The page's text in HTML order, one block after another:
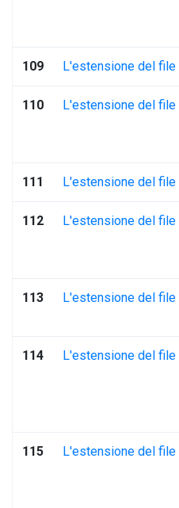
109 L'estensione del file
110 L'estensione del file
111 L'estensione del file
112 L'estensione del file
113 L'estensione del file
114 L'estensione del file
115 L'estensione del file